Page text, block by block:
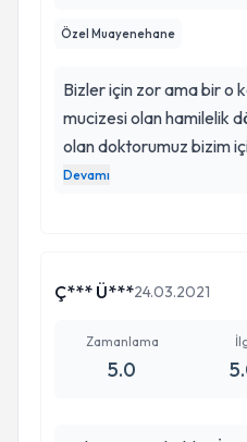
Özel Muayenehane
Bizler için zor ama bir o
mucizesi olan hamilelik
olan doktorumuz bizim
doktorda aradığımız
samimiyettir ve
soran kendinizi güvende
biraz zor geçti ve
hep bir adım ondeydik
Devamı
Ç*** Ü***24.03.2021
Zamanlama
5.0